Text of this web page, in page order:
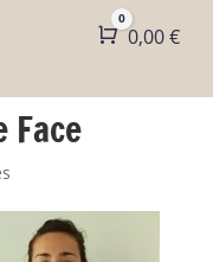
Panier
0
0,00€